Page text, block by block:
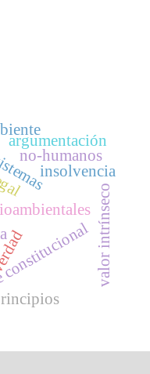
no-humanos
valor intrínseco
insolvencia
argumentación